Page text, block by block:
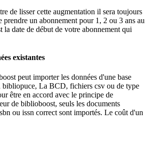
de lisser cette augmentation il sera toujours
prendre un abonnement pour 1, 2 ou 3 ans au
la date de début de votre abonnement qui
existantes
peut importer les données d'une base
bibliopuce, La BCD, fichiers csv ou de type
être en accord avec le principe de
de biblioboost, seuls les documents
ou issn correct sont importés. Le coût d'un